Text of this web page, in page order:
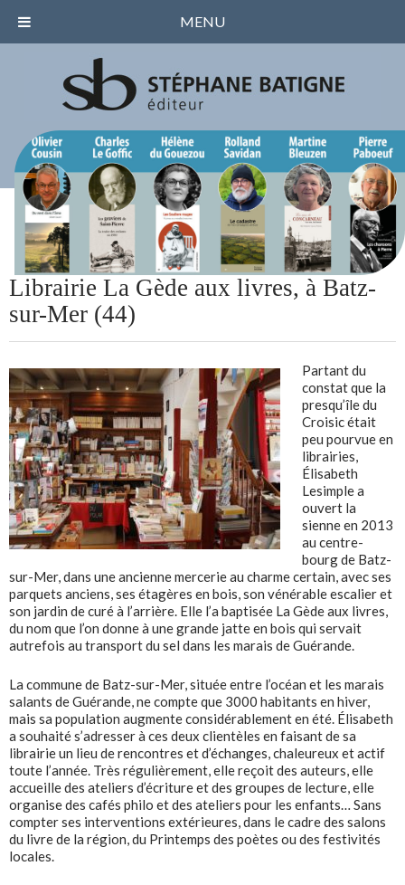
Librairie La Gède aux livres, à Batz-
sur-Mer (44)
Partant du
constat que la
presqu’île du
Croisic était
peu pourvue en
librairies,
Élisabeth
Lesimple a
ouvert la
sienne en 2013
au centre-
bourg de Batz-
sur-Mer, dans une ancienne mercerie au charme certain, avec ses
parquets anciens, ses étagères en bois, son vénérable escalier et
son jardin de curé à l’arrière. Elle l’a baptisée La Gède aux livres,
du nom que l’on donne à une grande jatte en bois qui servait
autrefois au transport du sel dans les marais de Guérande.
La commune de Batz-sur-Mer, située entre l’océan et les marais
salants de Guérande, ne compte que 3000 habitants en hiver,
mais sa population augmente considérablement en été. Élisabeth
a souhaité s’adresser à ces deux clientèles en faisant de sa
librairie un lieu de rencontres et d’échanges, chaleureux et actif
toute l’année. Très régulièrement, elle reçoit des auteurs, elle
accueille des ateliers d’écriture et des groupes de lecture, elle
organise des cafés philo et des ateliers pour les enfants… Sans
compter ses interventions extérieures, dans le cadre des salons
du livre de la région, du Printemps des poètes ou des festivités
locales.
MENU